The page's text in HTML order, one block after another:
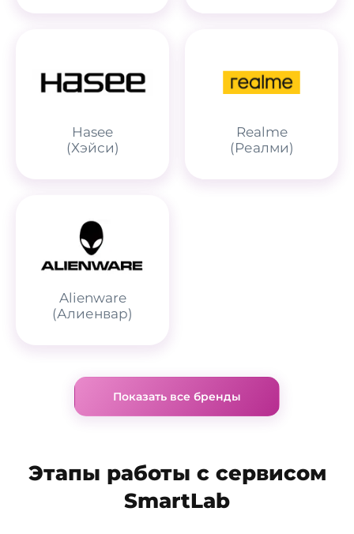
Hasee
(Хэйси)
Realme
(Реалми)
Alienware
(Алиенвар)
Показать все бренды
Этапы работы с сервисом
SmartLab